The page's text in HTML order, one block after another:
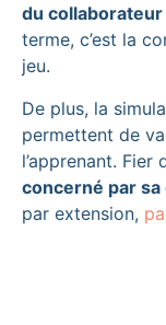
du collaborateur
terme, c’est la
jeu.
De plus, la
permettent de
l’apprenant.
concerné par
par extension,